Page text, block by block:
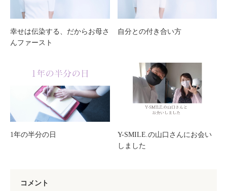
幸せは伝染する、だからお母さ
んファースト
自分との付き合い方
1年の半分の日
Y-SMILE.の山口さんにお会い
しました
コメント